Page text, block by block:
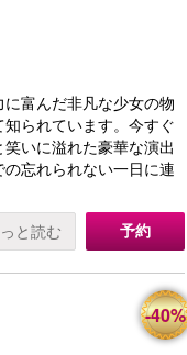
富んだ非凡な少女の物
られています。今すぐ
いに溢れた豪華な演出
忘れられない一日に連
と読む 予約
-40%